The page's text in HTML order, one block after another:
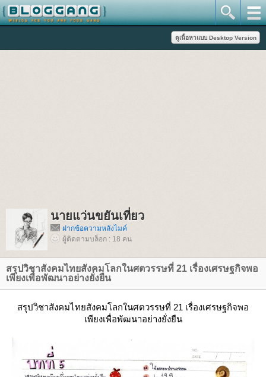
นายแว่นขยันเที่ยว
ฝากข้อความหลังไมค์
ผู้ติดตามบล็อก : 18 คน
สรุปวิชาสังคมไทยสังคมโลกในศตวรรษที่ 21 เรื่องเศรษฐกิจพอ
เพียงเพื่อพัฒนาอย่างยั่งยืน
สรุปวิชาสังคมไทยสังคมโลกในศตวรรษที่ 21 เรื่องเศรษฐกิจพอ
เพียงเพื่อพัฒนาอย่างยั่งยืน